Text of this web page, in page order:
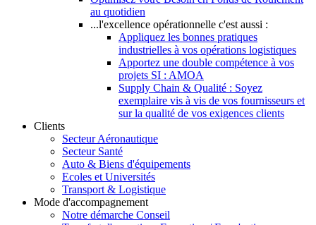
au quotidien
...l'excellence opérationnelle c'est aussi :
Appliquez les bonnes pratiques
industrielles à vos opérations logistiques
Apportez une double compétence à vos
projets SI : AMOA
Supply Chain & Qualité : Soyez
exemplaire vis à vis de vos fournisseurs et
sur la qualité de vos exigences clients
Clients
Secteur Aéronautique
Secteur Santé
Auto & Biens d'équipements
Ecoles et Universités
Transport & Logistique
Mode d'accompagnement
Notre démarche Conseil